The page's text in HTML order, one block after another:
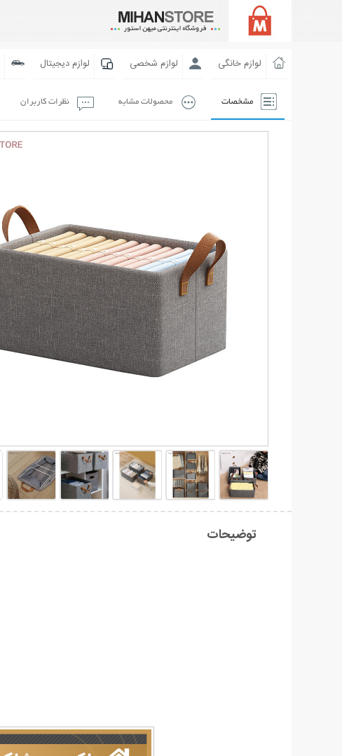
لوازم خانگی لوازم شخصی لوازم دیجیتال
مشخصات محصولات مشابه نظرات کاربران
توضیحات